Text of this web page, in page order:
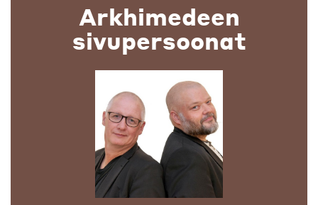
Arkhimedeen
sivupersoonat